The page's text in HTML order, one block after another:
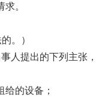
求。
。）
人提出的下列主张，
给的设备；